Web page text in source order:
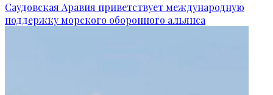
Саудовская Аравия приветствует международную
поддержку морского оборонного альянса